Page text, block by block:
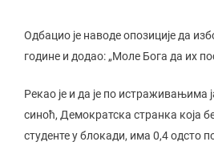
Одбацио је наводе опозиције да
године и додао: „Моле Бога да их
Рекао је и да је по истраживањима
синоћ, Демократска странка која
студенте у блокади, има 0,4 одсто